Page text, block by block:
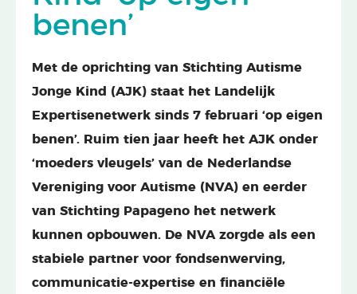
benen’
Met de oprichting van Stichting Autisme
Jonge Kind (AJK) staat het Landelijk
Expertisenetwerk sinds 7 februari ‘op eigen
benen’. Ruim tien jaar heeft het AJK onder
‘moeders vleugels’ van de Nederlandse
Vereniging voor Autisme (NVA) en eerder
van Stichting Papageno het netwerk
kunnen opbouwen. De NVA zorgde als een
stabiele partner voor fondsenwerving,
communicatie-expertise en financiële